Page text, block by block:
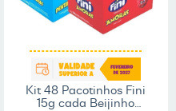
Kit 48 Pacotinhos Fini
15g cada Beijinho